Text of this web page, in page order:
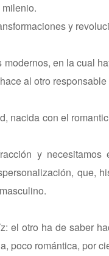
y
en la cual
al otro
nacida con el
y necesitamos
que,
el otro ha de saber
poco romántica, por